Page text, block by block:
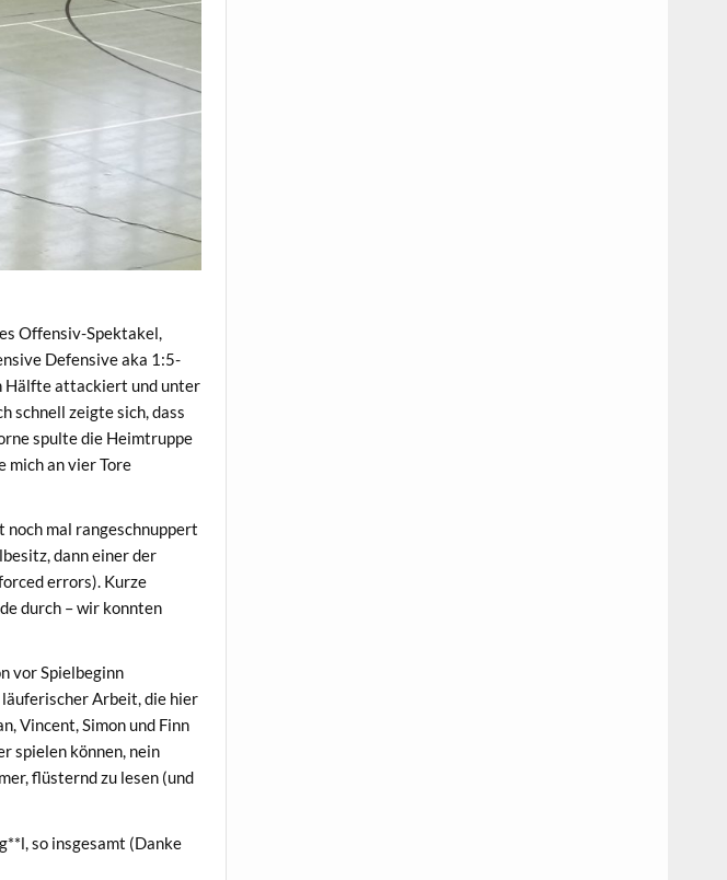
Offensiv-Spektakel,
Defensive aka 1:5-
Hälfte attackiert und unter
schnell zeigte sich, dass
spulte die Heimtruppe
mich an vier Tore
mal rangeschnuppert
dann einer der
errors). Kurze
durch – wir konnten
vor Spielbeginn
Arbeit, die hier
Vincent, Simon und Finn
spielen können, nein
flüsternd zu lesen (und
so insgesamt (Danke